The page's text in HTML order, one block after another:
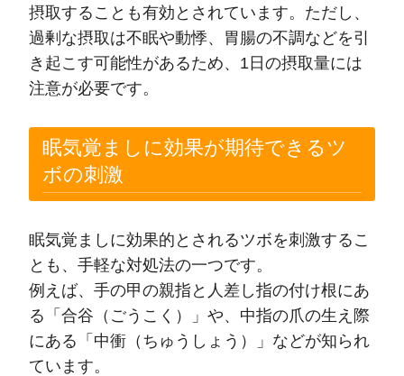
摂取することも有効とされています。ただし、
過剰な摂取は不眠や動悸、胃腸の不調などを引
き起こす可能性があるため、1日の摂取量には
注意が必要です。
眠気覚ましに効果が期待できるツ
ボの刺激
眠気覚ましに効果的とされるツボを刺激するこ
とも、手軽な対処法の一つです。
例えば、手の甲の親指と人差し指の付け根にあ
る「合谷（ごうこく）」や、中指の爪の生え際
にある「中衝（ちゅうしょう）」などが知られ
ています。